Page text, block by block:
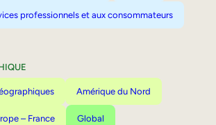
professionnels et aux consommateurs
Amérique du Nord
– France Global